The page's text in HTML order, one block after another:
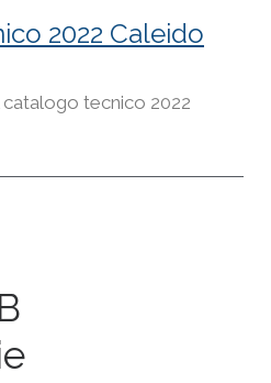
2022 Caleido
tecnico 2022